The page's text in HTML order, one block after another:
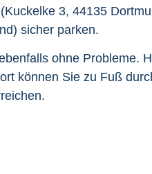
3, 44135
sicher parken.
ohne Probleme.
können Sie zu Fuß